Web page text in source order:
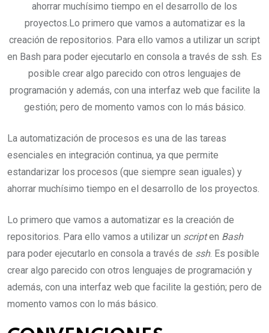
ahorrar muchísimo tiempo en el desarrollo de los
proyectos.Lo primero que vamos a automatizar es la
creación de repositorios. Para ello vamos a utilizar un script
en Bash para poder ejecutarlo en consola a través de ssh. Es
posible crear algo parecido con otros lenguajes de
programación y además, con una interfaz web que facilite la
gestión; pero de momento vamos con lo más básico.
La automatización de procesos es una de las tareas
esenciales en integración continua, ya que permite
estandarizar los procesos (que siempre sean iguales) y
ahorrar muchísimo tiempo en el desarrollo de los proyectos.
Lo primero que vamos a automatizar es la creación de
repositorios. Para ello vamos a utilizar un scripten Bash
para poder ejecutarlo en consola a través de ssh. Es posible
crear algo parecido con otros lenguajes de programación y
además, con una interfaz web que facilite la gestión; pero de
momento vamos con lo más básico.